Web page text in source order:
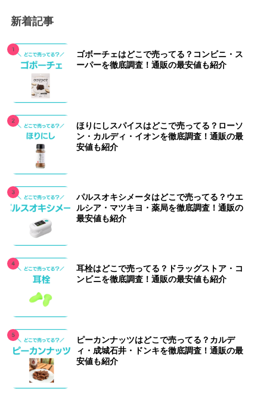
新着記事
ゴボーチェはどこで売ってる？コンビニ・ス
ーパーを徹底調査！通販の最安値も紹介
ほりにしスパイスはどこで売ってる？ローソ
ン・カルディ・イオンを徹底調査！通販の最
安値も紹介
パルスオキシメータはどこで売ってる？ウエ
ルシア・マツキヨ・薬局を徹底調査！通販の
最安値も紹介
耳栓はどこで売ってる？ドラッグストア・コ
ンビニを徹底調査！通販の最安値も紹介
ピーカンナッツはどこで売ってる？カルデ
ィ・成城石井・ドンキを徹底調査！通販の最
安値も紹介